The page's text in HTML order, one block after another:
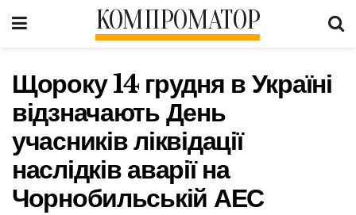
КОМПРОМАТОР
Щороку 14 грудня в Україні
відзначають День
учасників ліквідації
наслідків аварії на
Чорнобильській АЕС